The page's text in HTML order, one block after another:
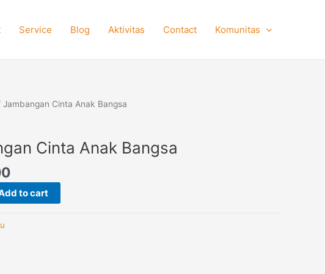
Service Blog Aktivitas Contact Komunitas
Jambangan Cinta Anak Bangsa
Cinta Anak Bangsa
to cart